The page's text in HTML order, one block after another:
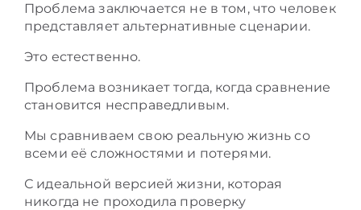
Проблема заключается не в том, что человек
представляет альтернативные сценарии.
Это естественно.
Проблема возникает тогда, когда сравнение
становится несправедливым.
Мы сравниваем свою реальную жизнь со
всеми её сложностями и потерями.
С идеальной версией жизни, которая
никогда не проходила проверку